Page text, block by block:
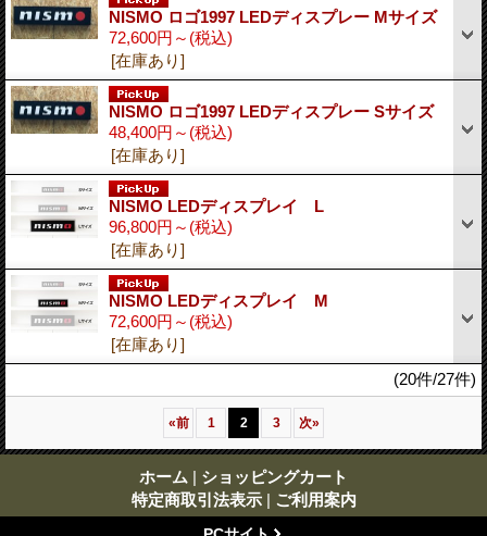
NISMO ロゴ1997 LEDディスプレー Mサイズ
72,600円～ (税込)
[在庫あり]
NISMO ロゴ1997 LEDディスプレー Sサイズ
48,400円～ (税込)
[在庫あり]
NISMO LEDディスプレイ L
96,800円～ (税込)
[在庫あり]
NISMO LEDディスプレイ M
72,600円～ (税込)
[在庫あり]
(20件/27件)
«前 1 2 3 次»
ホーム | ショッピングカート
特定商取引法表示 | ご利用案内